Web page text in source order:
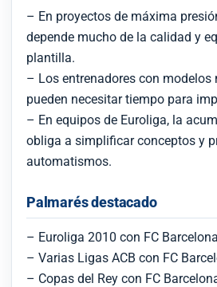
– En proyectos de máxima
depende mucho de la calidad y
plantilla.
– Los entrenadores con modelos
pueden necesitar tiempo para
– En equipos de Euroliga, la
obliga a simplificar conceptos y
automatismos.
Palmarés destacado
– Euroliga 2010 con FC Barcelona
– Varias Ligas ACB con FC
– Copas del Rey con FC